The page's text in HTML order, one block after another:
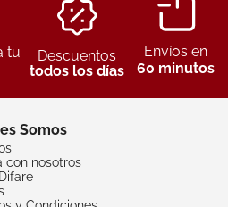
tu
Descuentos
todos los días
Envíos en
60 minutos
Somos
con nosotros